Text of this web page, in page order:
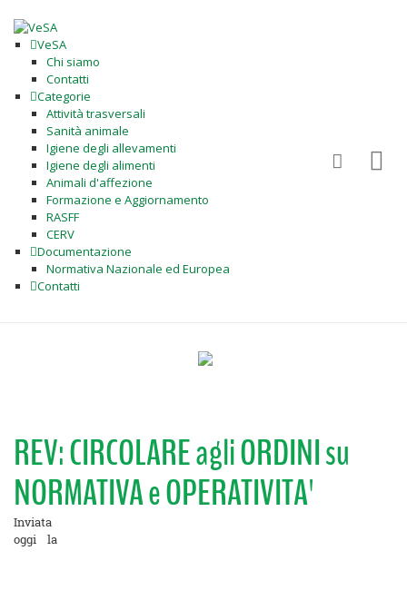
VeSA
Chi siamo
Contatti
Categorie
Attività trasversali
Sanità animale
Igiene degli allevamenti
Igiene degli alimenti
Animali d'affezione
Formazione e Aggiornamento
RASFF
CERV
Documentazione
Normativa Nazionale ed Europea
Contatti
REV: CIRCOLARE agli ORDINI su
NORMATIVA e OPERATIVITA'
Inviata
oggi la